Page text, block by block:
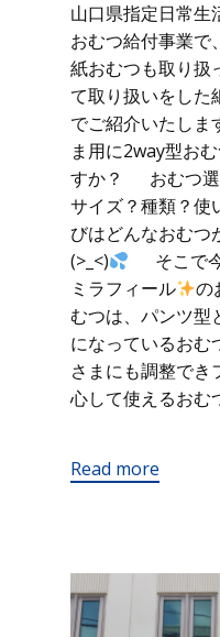
山口県指定日常生
おむつ給付事業で
紙おむつも取り扱
て取り扱いをした
でご紹介いたし
ま用に2way型お
すか？ おむつ選
サイズ？種類？使
びはどんなおむつ
(>_<)
そこで
ミラフィール
の
むつは、パンツ型
になっているおむ
さまにも調整でき
心して使えるお
Read more